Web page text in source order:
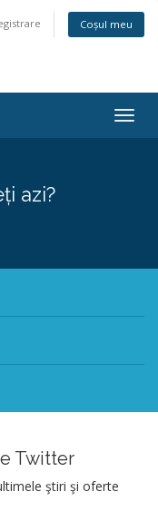
Coșul meu
azi?
Twitter
ştiri şi oferte